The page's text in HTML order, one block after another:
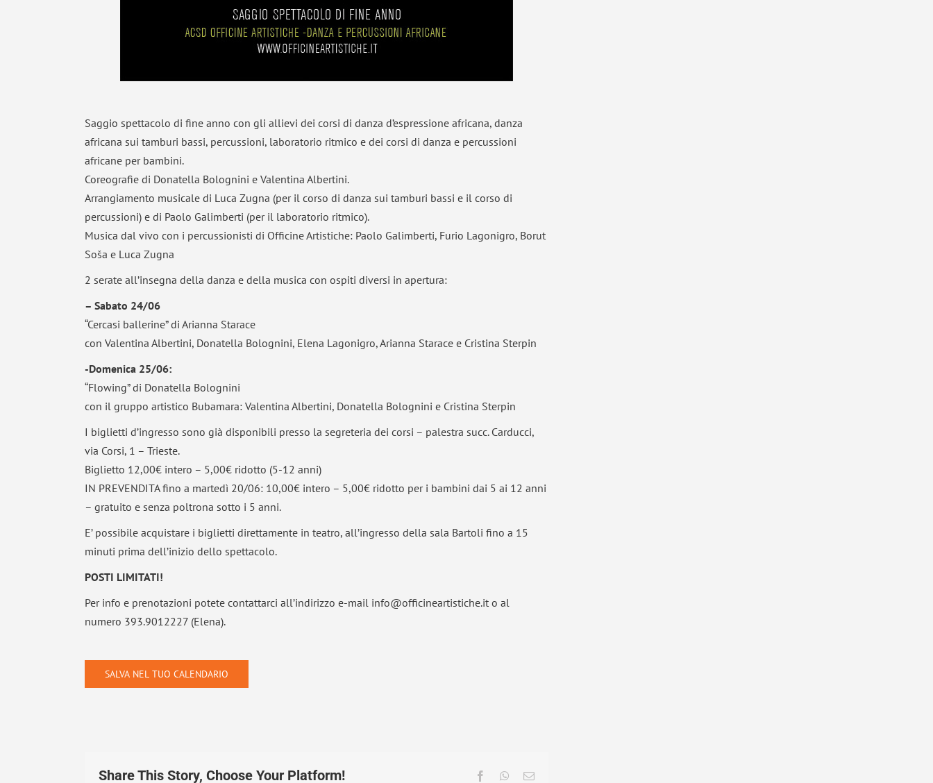
Saggio spettacolo di fine anno con gli allievi dei corsi di danza d’espressione africana, danza
africana sui tamburi bassi, percussioni, laboratorio ritmico e dei corsi di danza e percussioni
africane per bambini.
Coreografie di Donatella Bolognini e Valentina Albertini.
Arrangiamento musicale di Luca Zugna (per il corso di danza sui tamburi bassi e il corso di
percussioni) e di Paolo Galimberti (per il laboratorio ritmico).
Musica dal vivo con i percussionisti di Officine Artistiche: Paolo Galimberti, Furio Lagonigro, Borut
Soša e Luca Zugna
2 serate all’insegna della danza e della musica con ospiti diversi in apertura:
– Sabato 24/06
“Cercasi ballerine” di Arianna Starace
con Valentina Albertini, Donatella Bolognini, Elena Lagonigro, Arianna Starace e Cristina Sterpin
-Domenica 25/06:
“Flowing” di Donatella Bolognini
con il gruppo artistico Bubamara: Valentina Albertini, Donatella Bolognini e Cristina Sterpin
I biglietti d’ingresso sono già disponibili presso la segreteria dei corsi – palestra succ. Carducci,
via Corsi, 1 – Trieste.
Biglietto 12,00€ intero – 5,00€ ridotto (5-12 anni)
IN PREVENDITA fino a martedì 20/06: 10,00€ intero – 5,00€ ridotto per i bambini dai 5 ai 12 anni
– gratuito e senza poltrona sotto i 5 anni.
E’ possibile acquistare i biglietti direttamente in teatro, all’ingresso della sala Bartoli fino a 15
minuti prima dell’inizio dello spettacolo.
POSTI LIMITATI!
Per info e prenotazioni potete contattarci all’indirizzo e-mail info@officineartistiche.it o al
numero 393.9012227 (Elena).
SALVA NEL TUO CALENDARIO
Share This Story, Choose Your Platform! FacebookWhatsApp
Email